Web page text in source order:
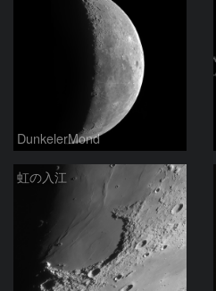
DunkelerMond
虹の入江